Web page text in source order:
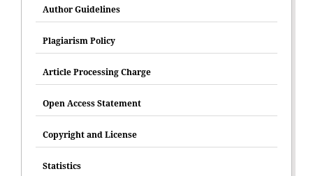
Author Guidelines
Plagiarism Policy
Article Processing Charge
Open Access Statement
Copyright and License
Statistics